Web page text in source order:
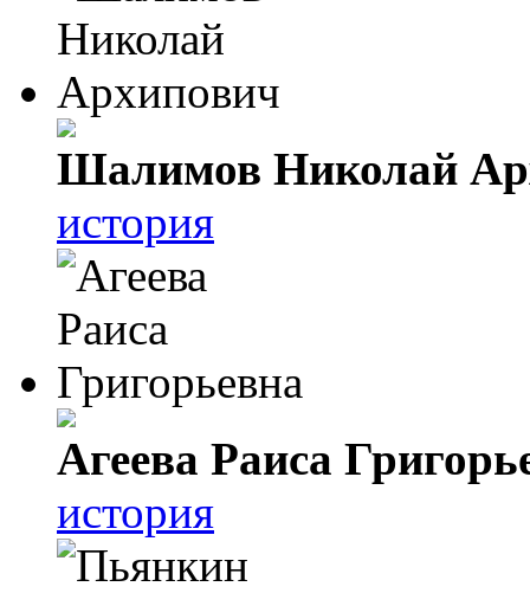
Шалимов Николай
история
Агеева Раиса
история